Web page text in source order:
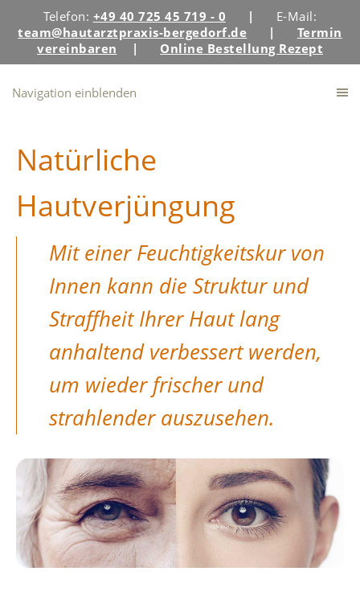
Telefon: +49 40 725 45 719 - 0 |
E-Mail:
team@hautarztpraxis-bergedorf.de | Termin
vereinbaren | Online Bestellung Rezept
Navigation einblenden
Natürliche
Hautverjüngung
Mit einer Feuchtigkeitskur von
Innen kann die Struktur und
Straffheit Ihrer Haut lang
anhaltend verbessert werden,
um wieder frischer und
strahlender auszusehen.